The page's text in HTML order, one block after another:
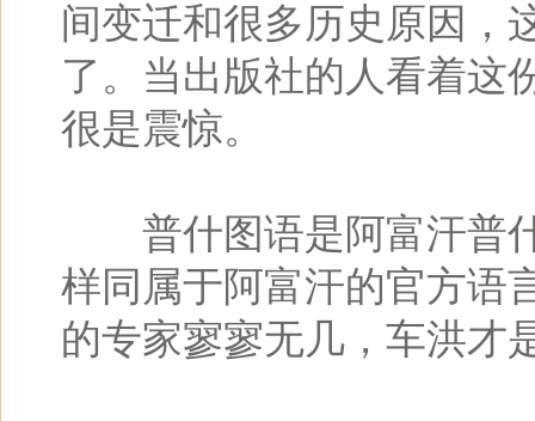
间变迁和很多历史原因，
了。当出版社的人看着这
很是震惊。
普什图语是阿富汗普什
样同属于阿富汗的官方语
的专家寥寥无几，车洪才